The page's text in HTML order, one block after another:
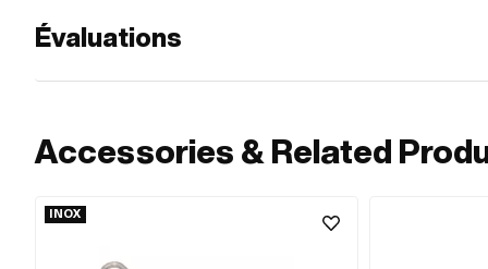
Évaluations
Accessories & Related
INOX